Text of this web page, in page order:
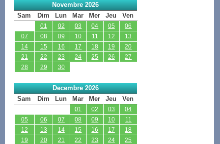
Novembre 2026
Sam
Dim Lun Mar Mer Jeu Ven
01 02 03 04 05
06
07
08 09 10 11 12
13
14
15 16 17 18 19
20
21
22 23 24 25 26
27
28
29 30
Decembre 2026
Sam
Dim Lun Mar Mer Jeu Ven
01 02 03
04
05
06 07 08 09 10
11
12
13 14 15 16 17
18
19
20 21 22 23 24
25